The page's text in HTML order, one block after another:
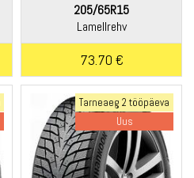
205/65R15
Lamellrehv
73.70 €
Tarneaeg 2 tööpäeva
Uus